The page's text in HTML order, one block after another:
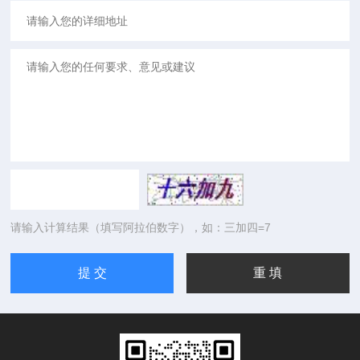
请输入计算结果（填写阿拉伯数字），如：三加四=7